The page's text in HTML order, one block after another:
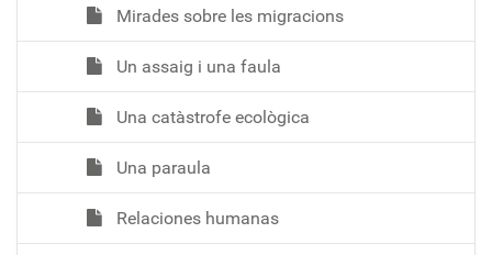
Mirades sobre les migracions
Un assaig i una faula
Una catàstrofe ecològica
Una paraula
Relaciones humanas